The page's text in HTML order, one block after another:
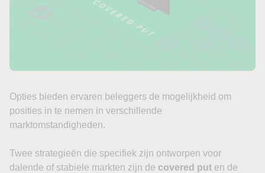
Opties bieden ervaren beleggers de mogelijkheid om
posities in te nemen in verschillende
marktomstandigheden.
Twee strategieën die specifiek zijn ontworpen voor
dalende of stabiele markten zijn de covered put en de